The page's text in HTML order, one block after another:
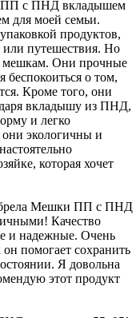
ПП с ПНД вкладышем
для моей семьи.
продуктов,
или путешествия. Но
мешкам. Они прочные
беспокоиться о том,
Кроме того, они
вкладышу из ПНД,
и легко
они экологичны и
которая хочет
Мешки ПП с ПНД
Качество
и надежные. Очень
помогает сохранить
Я довольна
этот продукт